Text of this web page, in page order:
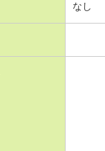
なし